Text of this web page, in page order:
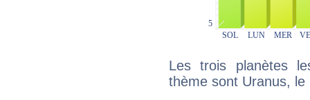
Les trois planètes
thème sont Uranus, le